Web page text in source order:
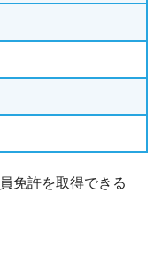
免許を取得できる